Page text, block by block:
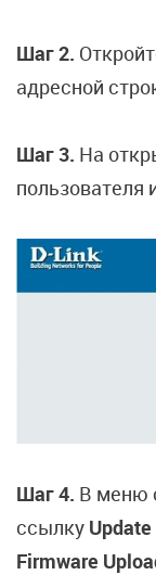
Шаг 2.
адресной
Шаг 3. На
пользователя
Шаг 4. В меню
ссылку
Firmware